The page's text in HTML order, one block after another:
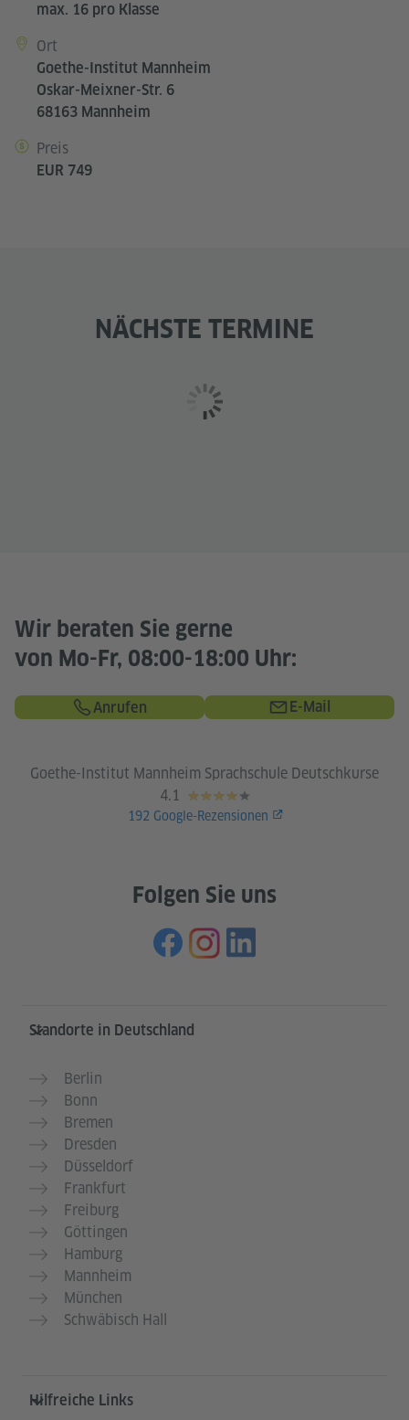
max. 16 pro Klasse
Ort
Goethe-Institut Mannheim
Oskar-Meixner-Str. 6
68163 Mannheim
Preis
EUR 749
NÄCHSTE TERMINE
Wir beraten Sie gerne
von Mo-Fr, 08:00-18:00 Uhr:
Anrufen E-Mail
Goethe-Institut Mannheim Sprachschule Deutschkurse
4.1
192 Google-Rezensionen
Folgen Sie uns
Service- und Informationsbereich
Standorte in Deutschland
Berlin
Bonn
Bremen
Dresden
Düsseldorf
Frankfurt
Freiburg
Göttingen
Hamburg
Mannheim
München
Schwäbisch Hall
Hilfreiche Links